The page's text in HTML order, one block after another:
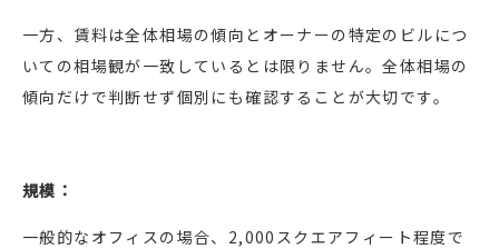
一方、賃料は全体相場の傾向とオーナーの特定のビルにつ
いての相場観が一致しているとは限りません。全体相場の
傾向だけで判断せず個別にも確認することが大切です。
規模：
一般的なオフィスの場合、2,000スクエアフィート程度で